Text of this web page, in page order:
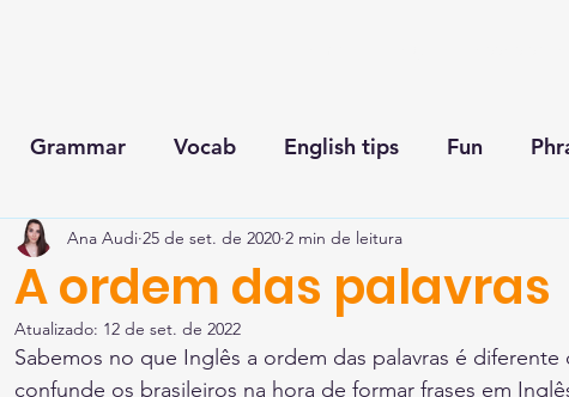
Grammar Vocab English tips Fun
A ordem das palavras
Ana Audi 25 de set. de 2020 2 min de leitura
Atualizado: 12 de set. de 2022
Sabemos no que Inglês a ordem das palavras é
confunde os brasileiros na hora de formar frases em